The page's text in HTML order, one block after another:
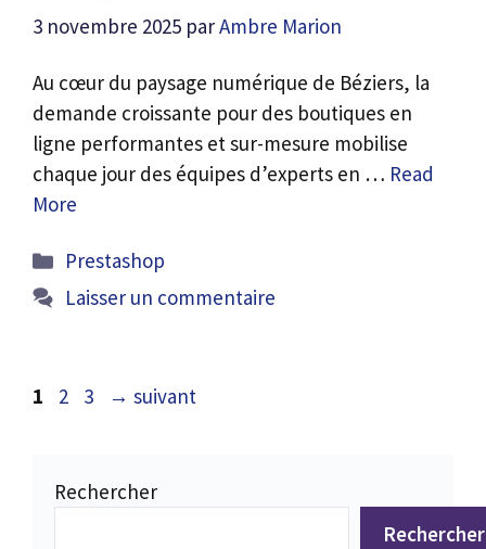
3 novembre 2025 parAmbre Marion
Au cœur du paysage numérique de Béziers, la
demande croissante pour des boutiques en
ligne performantes et sur-mesure mobilise
chaque jour des équipes d’experts en … Read
More
Catégories
Prestashop
Laisser un commentaire
Page
1 Page
2 Page
3 → suivant
Rechercher
Rechercher